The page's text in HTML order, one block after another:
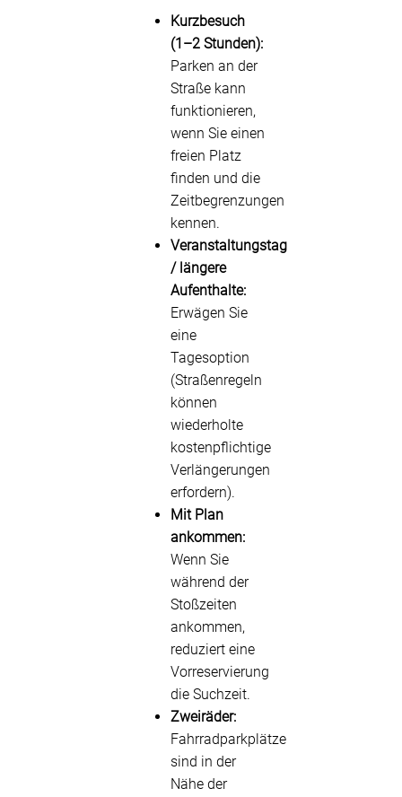
Kurzbesuch
(1–2 Stunden):
Parken an der
Straße kann
funktionieren,
wenn Sie einen
freien Platz
finden und die
Zeitbegrenzungen
kennen.
Veranstaltungstag
/ längere
Aufenthalte:
Erwägen Sie
eine
Tagesoption
(Straßenregeln
können
wiederholte
kostenpflichtige
Verlängerungen
erfordern).
Mit Plan
ankommen:
Wenn Sie
während der
Stoßzeiten
ankommen,
reduziert eine
Vorreservierung
die Suchzeit.
Zweiräder:
Fahrradparkplätze
sind in der
Nähe der